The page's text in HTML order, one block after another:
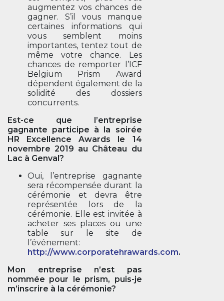
augmentez vos chances de
gagner. S’il vous manque
certaines informations qui
vous semblent moins
importantes, tentez tout de
même votre chance. Les
chances de remporter l’ICF
Belgium Prism Award
dépendent également de la
solidité des dossiers
concurrents.
Est-ce que l’entreprise
gagnante participe à la soirée
HR Excellence Awards le 14
novembre 2019 au Château du
Lac à Genval?
Oui, l’entreprise gagnante
sera récompensée durant la
cérémonie et devra être
représentée lors de la
cérémonie. Elle est invitée à
acheter ses places ou une
table sur le site de
l’événement:
http://www.corporatehrawards.com.
Mon entreprise n’est pas
nommée pour le prism, puis-je
m’inscrire à la cérémonie?